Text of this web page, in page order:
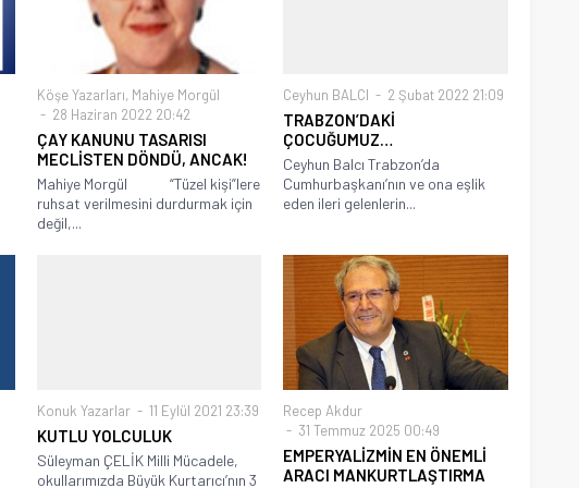
Köşe Yazarları, Mahiye Morgül
28 Haziran 2022 20:42
ÇAY KANUNU TASARISI
MECLİSTEN DÖNDÜ, ANCAK!
Mahiye Morgül “Tüzel kişi”lere
ruhsat verilmesini durdurmak için
değil,...
Ceyhun BALCI 2 Şubat 2022 21:09
TRABZON’DAKİ
ÇOCUĞUMUZ…
Ceyhun Balcı Trabzon’da
Cumhurbaşkanı’nın ve ona eşlik
eden ileri gelenlerin...
Konuk Yazarlar 11 Eylül 2021 23:39
KUTLU YOLCULUK
Süleyman ÇELİK Milli Mücadele,
okullarımızda Büyük Kurtarıcı’nın 3
Recep Akdur
31 Temmuz 2025 00:49
EMPERYALİZMİN EN ÖNEMLİ
ARACI MANKURTLAŞTIRMA